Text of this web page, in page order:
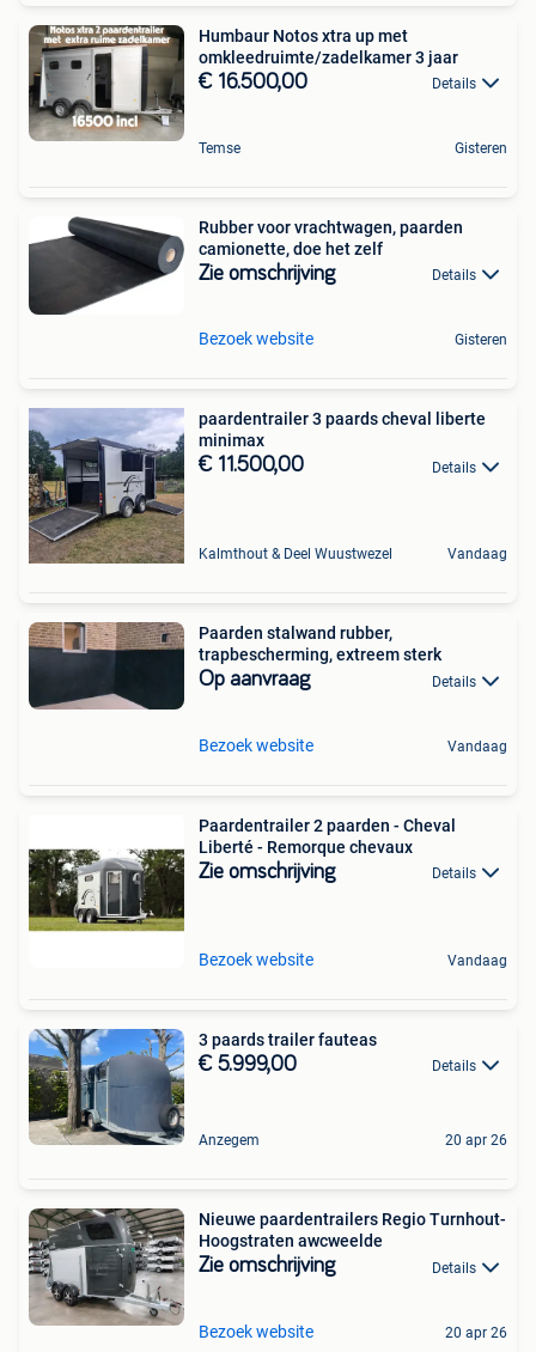
Humbaur Notos xtra up met
omkleedruimte/zadelkamer 3 jaar
€ 16.500,00 Details
Temse Gisteren
Rubber voor vrachtwagen, paarden
camionette, doe het zelf
Zie omschrijving Details
Bezoek website Gisteren
paardentrailer 3 paards cheval liberte
minimax
€ 11.500,00 Details
Kalmthout & Deel Wuustwezel Vandaag
Paarden stalwand rubber,
trapbescherming, extreem sterk
Op aanvraag Details
Bezoek website Vandaag
Paardentrailer 2 paarden - Cheval
Liberté - Remorque chevaux
Zie omschrijving Details
Bezoek website Vandaag
3 paards trailer fauteas
€ 5.999,00 Details
Anzegem 20 apr 26
Nieuwe paardentrailers Regio Turnhout-
Hoogstraten awcweelde
Zie omschrijving Details
Bezoek website 20 apr 26